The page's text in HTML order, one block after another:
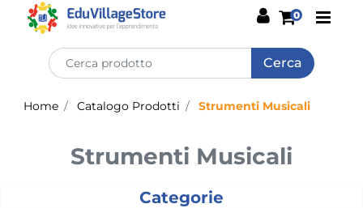
0
Home Catalogo Prodotti Strumenti Musicali
Strumenti Musicali
Categorie